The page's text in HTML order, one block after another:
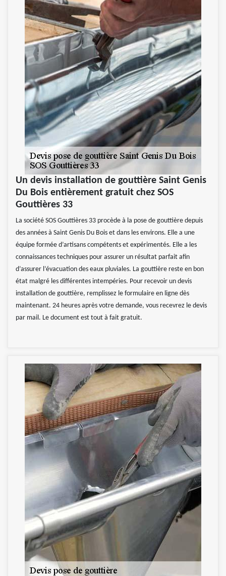
Un devis installation de gouttière Saint Genis
Du Bois entièrement gratuit chez SOS
Gouttières 33
La société SOS Gouttières 33 procède à la pose de gouttière depuis
des années à Saint Genis Du Bois et dans les environs. Elle a une
équipe formée d’artisans compétents et expérimentés. Elle a les
connaissances techniques pour assurer un résultat parfait afin
d’assurer l’évacuation des eaux pluviales. La gouttière reste en bon
état malgré les différentes intempéries. Pour recevoir un devis
installation de gouttière, remplissez le formulaire en ligne dès
maintenant. 24 heures après votre demande, vous recevrez le devis
par mail. Le document est tout à fait gratuit.